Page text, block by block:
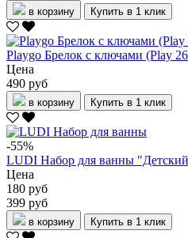
в корзину Купить в 1 клик
Playgo Брелок с ключами (Play
Цена
490 руб
в корзину Купить в 1 клик
-55%
LUDI Набор для ванны
Цена
180 руб
399 руб
в корзину Купить в 1 клик